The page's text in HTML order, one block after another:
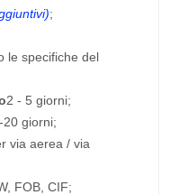
;
le specifiche del
2 - 5 giorni;
20 giorni;
via aerea / via
FOB, CIF;